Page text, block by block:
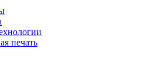
печать